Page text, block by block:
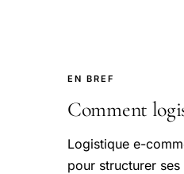
EN BREF
Comment
Logistique e-
pour structurer